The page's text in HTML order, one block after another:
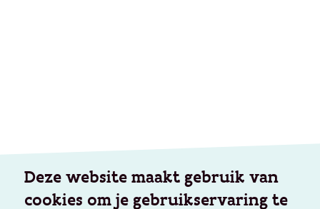
Deze website maakt gebruik van
cookies om je gebruikservaring te